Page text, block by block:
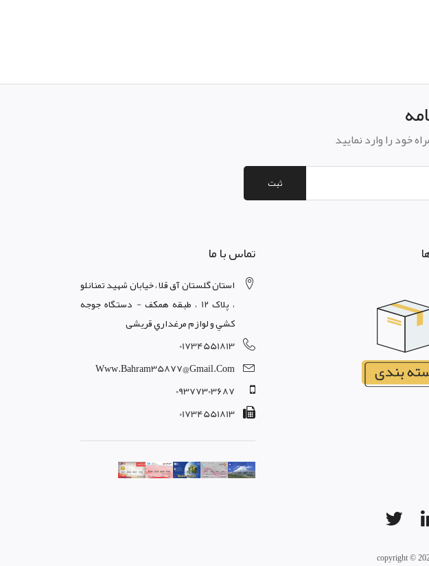
خود را وارد نمایید
ثبت
تماس با ما
استان گلستان آق قلا ، خيابان شهيد تمنانلو
، پلاک 12 ، طبقه همکف - دستگاه جوجه
کشي و لوازم مرغداري قریشی
01734551813
Www.bahram35877@gmail.com
09377303687
01734551813
copyright ©